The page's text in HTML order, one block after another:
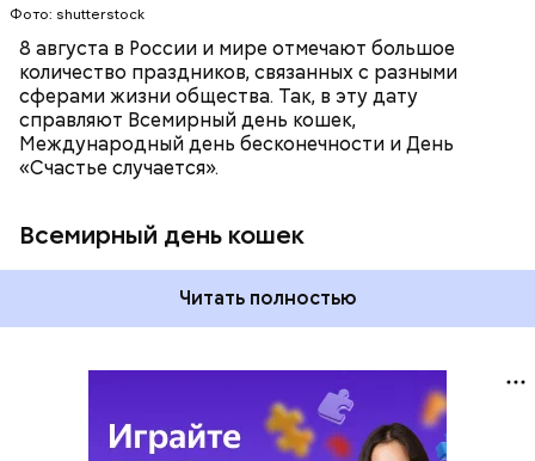
Фото: shutterstock
8 августа в России и мире отмечают большое
количество праздников, связанных с разными
сферами жизни общества. Так, в эту дату
справляют Всемирный день кошек,
Международный день бесконечности и День
«Счастье случается».
Всемирный день кошек
Читать полностью